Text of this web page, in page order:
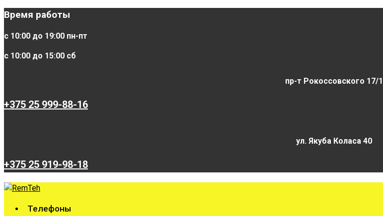
Время работы
с 10:00 до 19:00 пн-пт
с 10:00 до 15:00 сб
пр-т Рокоссовского 17/1
+375 25 999-88-16
ул. Якуба Коласа 40
+375 25 919-98-18
Телефоны